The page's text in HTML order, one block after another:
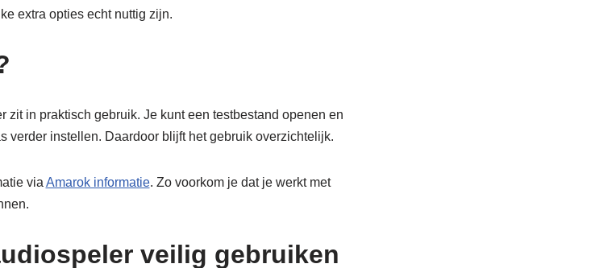
extra opties echt nuttig zijn.
zit in praktisch gebruik. Je kunt een testbestand openen en
verder instellen. Daardoor blijft het gebruik overzichtelijk.
via Amarok informatie. Zo voorkom je dat je werkt met
veilig gebruiken